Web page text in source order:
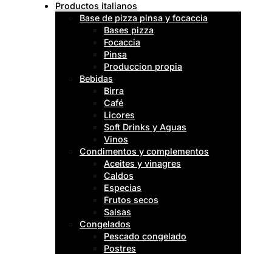
Productos italianos
Base de pizza pinsa y focaccia
Bases pizza
Focaccia
Pinsa
Produccion propia
Bebidas
Birra
Café
Licores
Soft Drinks y Aguas
Vinos
Condimentos y complementos
Aceites y vinagres
Caldos
Especias
Frutos secos
Salsas
Congelados
Pescado congelado
Postres